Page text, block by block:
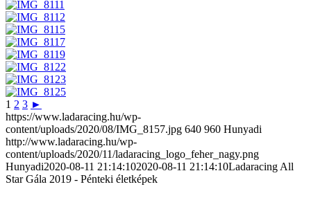
1 2 3 ►
https://www.ladaracing.hu/wp-
content/uploads/2020/08/IMG_8157.jpg 640 960 Hunyadi
http://www.ladaracing.hu/wp-
content/uploads/2020/11/ladaracing_logo_feher_nagy.png
Hunyadi2020-08-11 21:14:102020-08-11 21:14:10Ladaracing All
Star Gála 2019 - Pénteki életképek